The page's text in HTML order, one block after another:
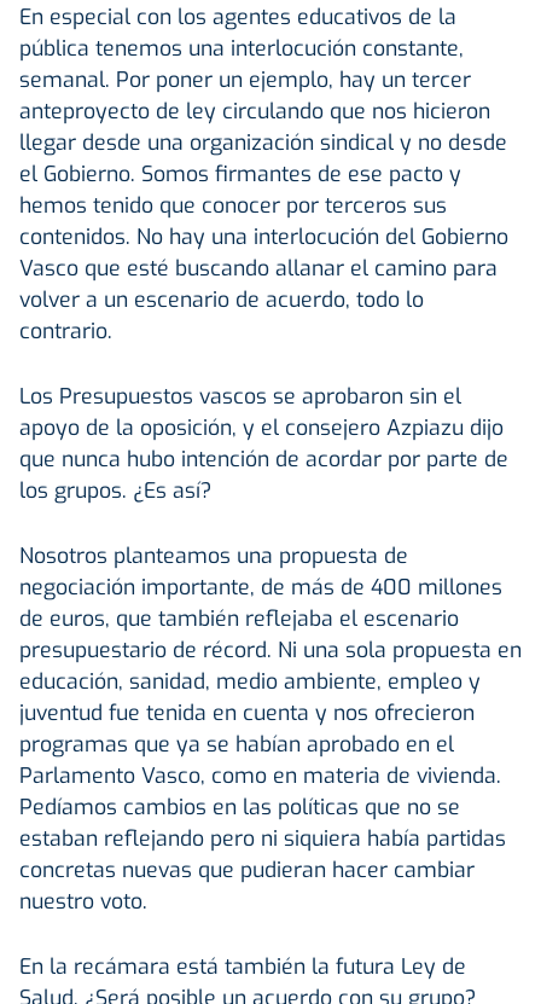
En especial con los agentes educativos de la
pública tenemos una interlocución constante,
semanal. Por poner un ejemplo, hay un tercer
anteproyecto de ley circulando que nos hicieron
llegar desde una organización sindical y no desde
el Gobierno. Somos firmantes de ese pacto y
hemos tenido que conocer por terceros sus
contenidos. No hay una interlocución del Gobierno
Vasco que esté buscando allanar el camino para
volver a un escenario de acuerdo, todo lo
contrario.
Los Presupuestos vascos se aprobaron sin el
apoyo de la oposición, y el consejero Azpiazu dijo
que nunca hubo intención de acordar por parte de
los grupos. ¿Es así?
Nosotros planteamos una propuesta de
negociación importante, de más de 400 millones
de euros, que también reflejaba el escenario
presupuestario de récord. Ni una sola propuesta en
educación, sanidad, medio ambiente, empleo y
juventud fue tenida en cuenta y nos ofrecieron
programas que ya se habían aprobado en el
Parlamento Vasco, como en materia de vivienda.
Pedíamos cambios en las políticas que no se
estaban reflejando pero ni siquiera había partidas
concretas nuevas que pudieran hacer cambiar
nuestro voto.
En la recámara está también la futura Ley de
Salud. ¿Será posible un acuerdo con su grupo?